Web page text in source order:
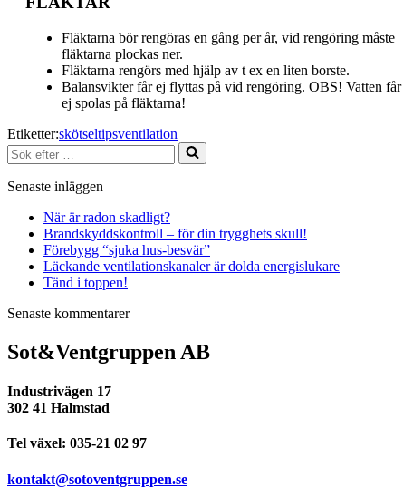
Fläktarna bör rengöras en gång per år, vid rengöring måste
fläktarna plockas ner.
Fläktarna rengörs med hjälp av t ex en liten borste.
Balansvikter får ej flyttas på vid rengöring. OBS! Vatten får
ej spolas på fläktarna!
Etiketter:skötseltipsventilation
Sök
efter
…
Senaste inläggen
När är radon skadligt?
Brandskyddskontroll – för din trygghets skull!
Förebygg “sjuka hus-besvär”
Läckande ventilationskanaler är dolda energislukare
Tänd i toppen!
Senaste kommentarer
Sot&Ventgruppen AB
Industrivägen 17
302 41 Halmstad
Tel växel: 035-21 02 97
kontakt@sotoventgruppen.se